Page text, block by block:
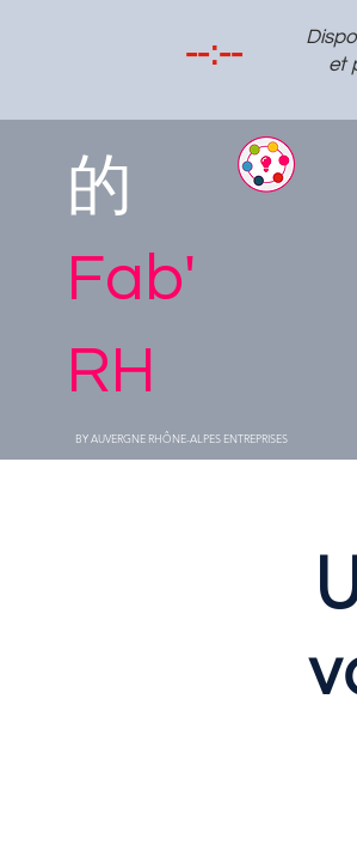
et
的
Fab'
RH
BY AUVERGNE RHÔNE-ALPES ENTREPRISES